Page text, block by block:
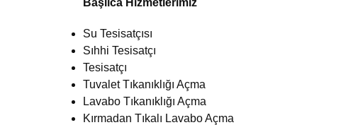
Su Tesisatçısı
Sıhhi Tesisatçı
Tesisatçı
Tuvalet Tıkanıklığı Açma
Lavabo Tıkanıklığı Açma
Kırmadan Tıkalı Lavabo Açma